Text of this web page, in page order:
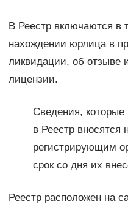
В Реестр включаются в
нахождении юрлица в
ликвидации, об отзыве
лицензии.
Сведения,
в Реестр вносятся
регистрирующим
срок со дня их
Реестр расположен на